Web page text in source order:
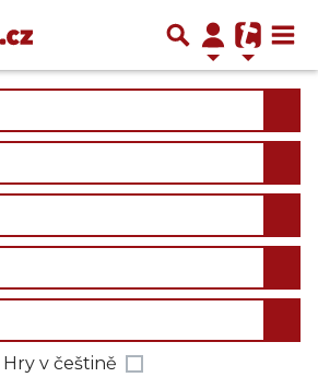
Hry v češtině